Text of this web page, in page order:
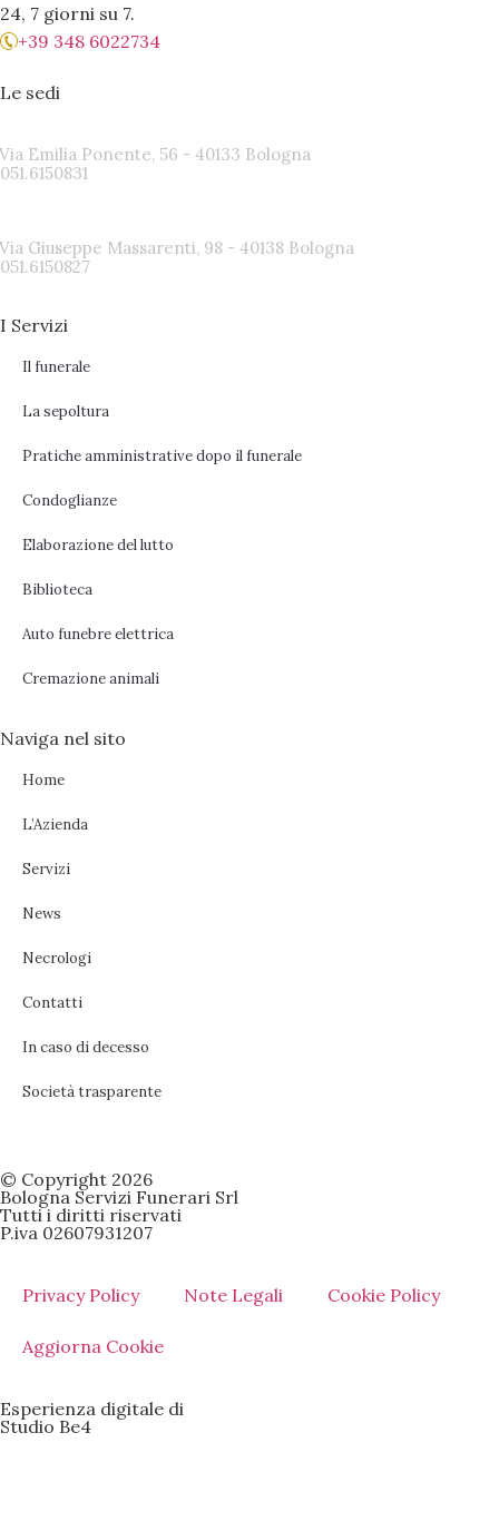
24, 7 giorni su 7.
+39 348 6022734
Le sedi
Via Emilia Ponente, 56 - 40133 Bologna
051.6150831
Via Giuseppe Massarenti, 98 - 40138 Bologna
051.6150827
I Servizi
Il funerale
La sepoltura
Pratiche amministrative dopo il funerale
Condoglianze
Elaborazione del lutto
Biblioteca
Auto funebre elettrica
Cremazione animali
Naviga nel sito
Home
L’Azienda
Servizi
News
Necrologi
Contatti
In caso di decesso
Società trasparente
© Copyright 2026
Bologna Servizi Funerari Srl
Tutti i diritti riservati
P.iva 02607931207
Privacy Policy Note Legali Cookie Policy
Aggiorna Cookie
Esperienza digitale di
Studio Be4